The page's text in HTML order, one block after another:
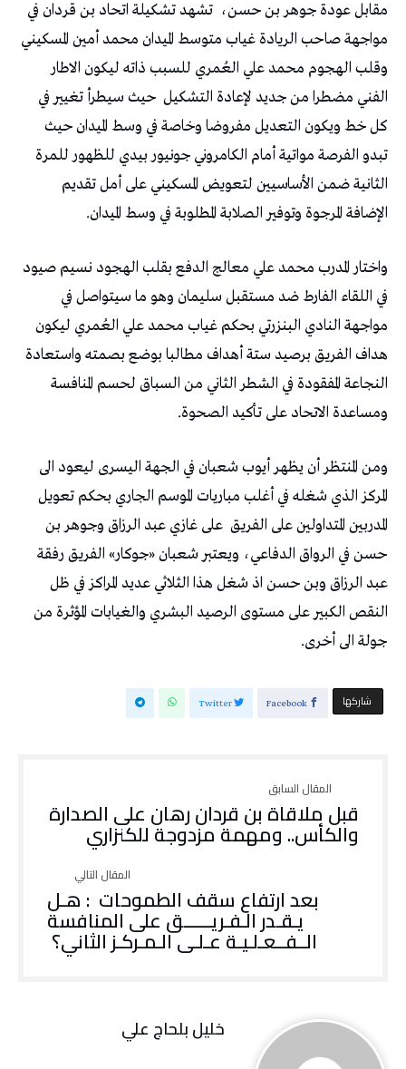
مقابل عودة جوهر بن حسن، تشهد تشكيلة اتحاد بن قردان في
مواجهة صاحب الريادة غياب متوسط الميدان محمد أمين المسكيني
وقلب الهجوم محمد علي العُمري للسبب ذاته ليكون الاطار
الفني مضطرا من جديد لإعادة التشكيل حيث سيطرأ تغيير في
كل خط ويكون التعديل مفروضا وخاصة في وسط الميدان حيث
تبدو الفرصة مواتية أمام الكامروني جونيور بيدي للظهور للمرة
الثانية ضمن الأساسيين لتعويض المسكيني على أمل تقديم
الإضافة المرجوة وتوفير الصلابة المطلوبة في وسط الميدان.
واختار المدرب محمد علي معالج الدفع بقلب الهجود نسيم صيود
في اللقاء الفارط ضد مستقبل سليمان وهو ما سيتواصل في
مواجهة النادي البنزرتي بحكم غياب محمد علي العُمري ليكون
هداف الفريق برصيد ستة أهداف مطالبا بوضع بصمته واستعادة
النجاعة المفقودة في الشطر الثاني من السباق لحسم المنافسة
ومساعدة الاتحاد على تأكيد الصحوة.
ومن المنتظر أن يظهر أيوب شعبان في الجهة اليسرى ليعود الى
المركز الذي شغله في أغلب مباريات الموسم الجاري بحكم تعويل
المدربين المتداولين على الفريق على غازي عبد الرزاق وجوهر بن
حسن في الرواق الدفاعي، ويعتبر شعبان «جوكار» الفريق رفقة
عبد الرزاق وبن حسن اذ شغل هذا الثلاثي عديد المراكز في ظل
النقص الكبير على مستوى الرصيد البشري والغيابات المؤثرة من
جولة الى أخرى.
‫‫ شاركها‬ Facebook
Twitter
قبل ملاقاة بن قردان رهان على الصدارة
والكأس.. ومهمة مزدوجة للكنزاري
بعد ارتفاع سقف الطموحات : هـل
يـقـدر الـفـريــــــق على المنافسة
الــفــعـلـيـة عـلـى الـمـركـز الثاني؟
خليل‭ ‬بلحاج‭ ‬علي